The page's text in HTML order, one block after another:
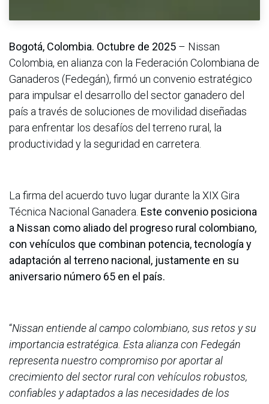
Bogotá, Colombia. Octubre de 2025 – Nissan
Colombia, en alianza con la Federación Colombiana de
Ganaderos (Fedegán), firmó un convenio estratégico
para impulsar el desarrollo del sector ganadero del
país a través de soluciones de movilidad diseñadas
para enfrentar los desafíos del terreno rural, la
productividad y la seguridad en carretera.
La firma del acuerdo tuvo lugar durante la XIX Gira
Técnica Nacional Ganadera. Este convenio posiciona
a Nissan como aliado del progreso rural colombiano,
con vehículos que combinan potencia, tecnología y
adaptación al terreno nacional, justamente en su
aniversario número 65 en el país.
“Nissan entiende al campo colombiano, sus retos y su
importancia estratégica. Esta alianza con Fedegán
representa nuestro compromiso por aportar al
crecimiento del sector rural con vehículos robustos,
confiables y adaptados a las necesidades de los